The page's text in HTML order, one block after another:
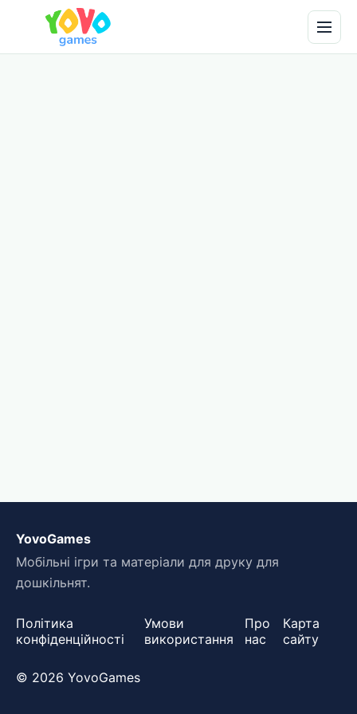
YovoGames
Мобільні ігри та матеріали для друку для
дошкільнят.
Політика
конфіденційності
Умови
використання
Про
нас
Карта
сайту
© 2026 YovoGames